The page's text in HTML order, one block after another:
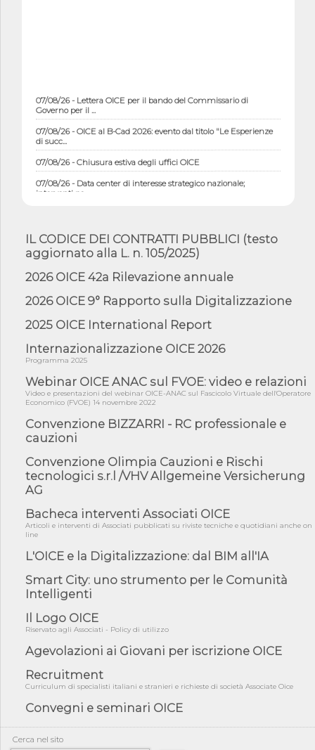
07/08/26 - Lettera OICE per il bando del Commissario di
Governo per il ...
07/08/26 - OICE al B-Cad 2026: evento dal titolo "Le Esperienze
di succ...
07/08/26 - Chiusura estiva degli uffici OICE
07/08/26 - Data center di interesse strategico nazionale;
interventi pe...
07/08/26 - Ponte sullo Stretto di Messina: deliberata la
sussistenza di...
07/08/26 - Tunnel Brennero, dal Cipess via libera al quinto lotto
costr...
06/08/26 - Istat, produzione industriale in calo dell'1% a giugno,
06/08/26 - Dal 3 agosto in vigore l'obbligo di energie rinnovabili
con ...
06/08/26 - DL PA approvato in Cdm: contributi per
riqualificazione sism...
06/08/26 - CdM: approvato il d.lgs. di adeguamento all’AI Act in
mate...
06/08/26 - DDL delegazione europea in Cdm per recepimento
norme UE in m...
05/08/26 - DL Infrastrutture e PNRR è legge: approvata oggi la
fiducia...
05/08/26 - Focus OICE sul DDL di riforma della responsabilità
05/08/26 - Anac: pubblicata la Relazione illustrativa al Bando tipo
2 s...
05/08/26 - SAVE THE DATE: Assemblea Pubblica Confindustria
Professioni ...
05/08/26 - Successo OICE per il bando della Città metropolitana
di Reg...
05/08/26 - Lettera OICE per il bando della Giunta Regionale della
Campa...
04/08/26 - DL PA: previste cancellazioni da elenchi professionisti
per ...
04/08/26 - International Sustainable Buildings Competition -
COP31, An...
04/08/26 - CdS, project financing: progetto di fattibilità da
impugnar...
04/08/26 - Rapporto Anac corruzione 2020-2026: procedimenti
IL CODICE DEI CONTRATTI PUBBLICI (testo
aggiornato alla L. n. 105/2025)
2026 OICE 42a Rilevazione annuale
2026 OICE 9° Rapporto sulla Digitalizzazione
2025 OICE International Report
Internazionalizzazione OICE 2026
Programma 2025
Webinar OICE ANAC sul FVOE: video e relazioni
Video e presentazioni del webinar OICE-ANAC sul Fascicolo Virtuale dell'Operatore
Economico (FVOE) 14 novembre 2022
Convenzione BIZZARRI - RC professionale e
cauzioni
Convenzione Olimpia Cauzioni e Rischi
tecnologici s.r.l /VHV Allgemeine Versicherung
AG
Bacheca interventi Associati OICE
Articoli e interventi di Associati pubblicati su riviste tecniche e quotidiani anche on
line
L'OICE e la Digitalizzazione: dal BIM all'IA
Smart City: uno strumento per le Comunità
Intelligenti
Il Logo OICE
Riservato agli Associati - Policy di utilizzo
Agevolazioni ai Giovani per iscrizione OICE
Recruitment
Curriculum di specialisti italiani e stranieri e richieste di società Associate Oice
Convegni e seminari OICE
Cerca nel sito